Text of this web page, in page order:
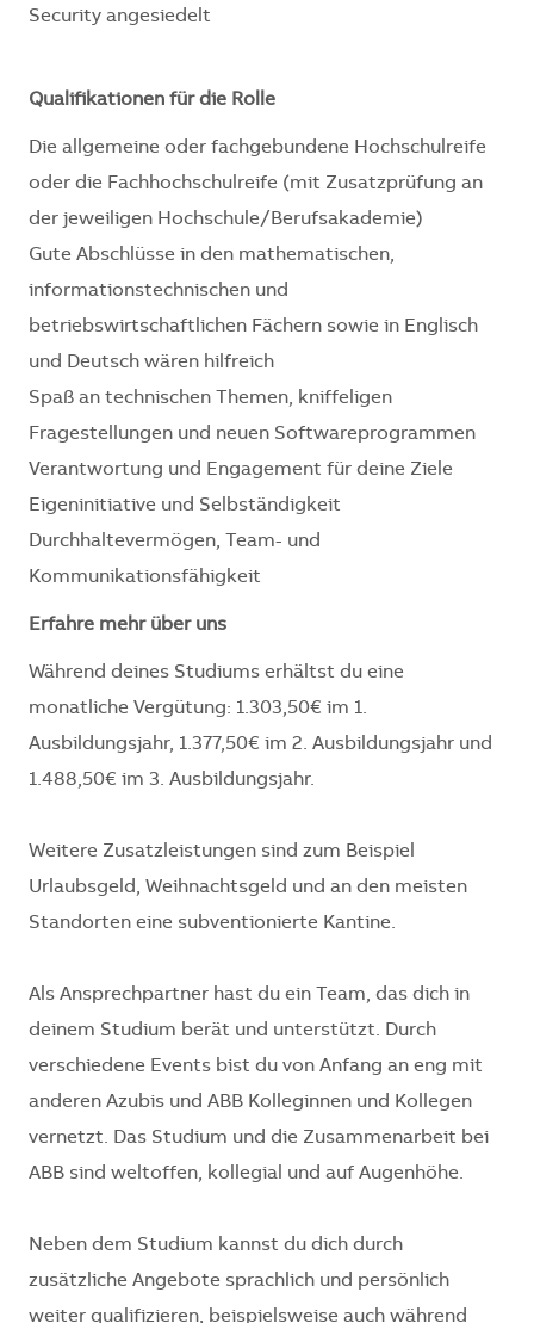
Security angesiedelt
Qualifikationen für die Rolle
Die allgemeine oder fachgebundene Hochschulreife
oder die Fachhochschulreife (mit Zusatzprüfung an
der jeweiligen Hochschule/Berufsakademie)
Gute Abschlüsse in den mathematischen,
informationstechnischen und
betriebswirtschaftlichen Fächern sowie in Englisch
und Deutsch wären hilfreich
Spaß an technischen Themen, kniffeligen
Fragestellungen und neuen Softwareprogrammen
Verantwortung und Engagement für deine Ziele
Eigeninitiative und Selbständigkeit
Durchhaltevermögen, Team- und
Kommunikationsfähigkeit
Erfahre mehr über uns
Während deines Studiums erhältst du eine
monatliche Vergütung: 1.303,50€ im 1.
Ausbildungsjahr, 1.377,50€ im 2. Ausbildungsjahr und
1.488,50€ im 3. Ausbildungsjahr.
Weitere Zusatzleistungen sind zum Beispiel
Urlaubsgeld, Weihnachtsgeld und an den meisten
Standorten eine subventionierte Kantine.
Als Ansprechpartner hast du ein Team, das dich in
deinem Studium berät und unterstützt. Durch
verschiedene Events bist du von Anfang an eng mit
anderen Azubis und ABB Kolleginnen und Kollegen
vernetzt. Das Studium und die Zusammenarbeit bei
ABB sind weltoffen, kollegial und auf Augenhöhe.
Neben dem Studium kannst du dich durch
zusätzliche Angebote sprachlich und persönlich
weiter qualifizieren, beispielsweise auch während